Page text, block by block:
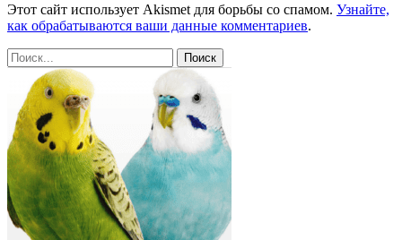
Этот сайт использует Akismet для борьбы со спамом. Узнайте,
как обрабатываются ваши данные комментариев.